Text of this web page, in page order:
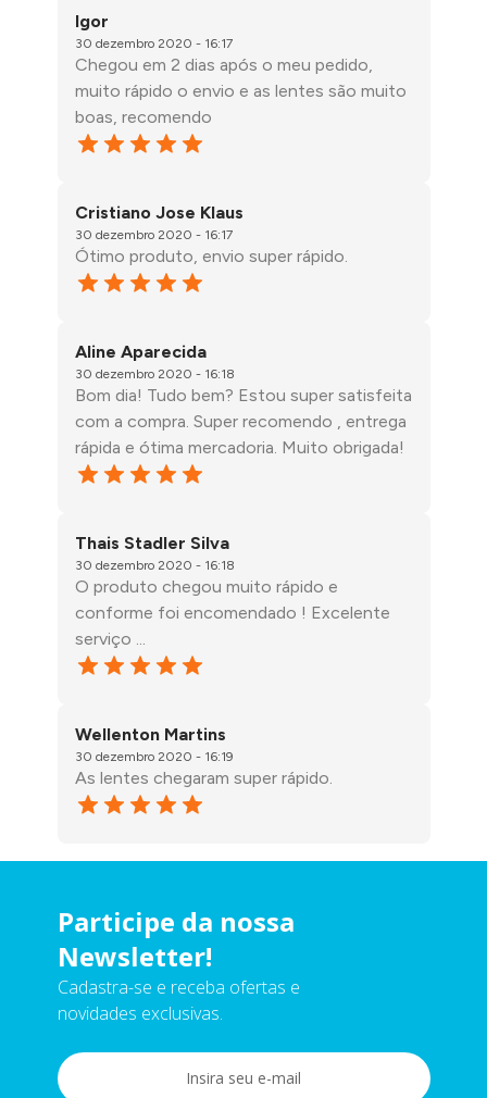
Igor
30 dezembro 2020 - 16:17
Chegou em 2 dias após o meu pedido,
muito rápido o envio e as lentes são muito
boas, recomendo
Cristiano Jose Klaus
30 dezembro 2020 - 16:17
Ótimo produto, envio super rápido.
Aline Aparecida
30 dezembro 2020 - 16:18
Bom dia! Tudo bem? Estou super satisfeita
com a compra. Super recomendo , entrega
rápida e ótima mercadoria. Muito obrigada!
Thais Stadler Silva
30 dezembro 2020 - 16:18
O produto chegou muito rápido e
conforme foi encomendado ! Excelente
serviço ...
Wellenton Martins
30 dezembro 2020 - 16:19
As lentes chegaram super rápido.
Participe da nossa
Newsletter!
Cadastra-se e receba ofertas e
novidades exclusivas.